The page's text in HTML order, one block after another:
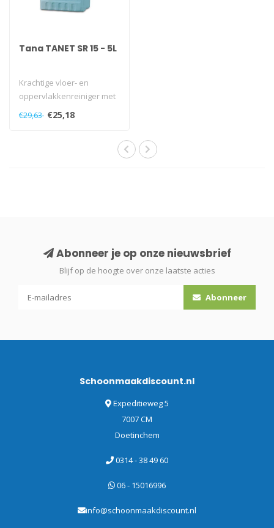
Tana TANET SR 15 - 5L
Krachtige vloer- en
oppervlakkenreiniger met
uitzonderlijke milieu-
eigenschappen..
€29,63 €25,18
Abonneer je op onze nieuwsbrief
Blijf op de hoogte over onze laatste acties
Abonneer
Schoonmaakdiscount.nl
Expeditieweg 5
7007 CM
Doetinchem
0314 - 38 49 60
06 - 15016996
info@schoonmaakdiscount.nl